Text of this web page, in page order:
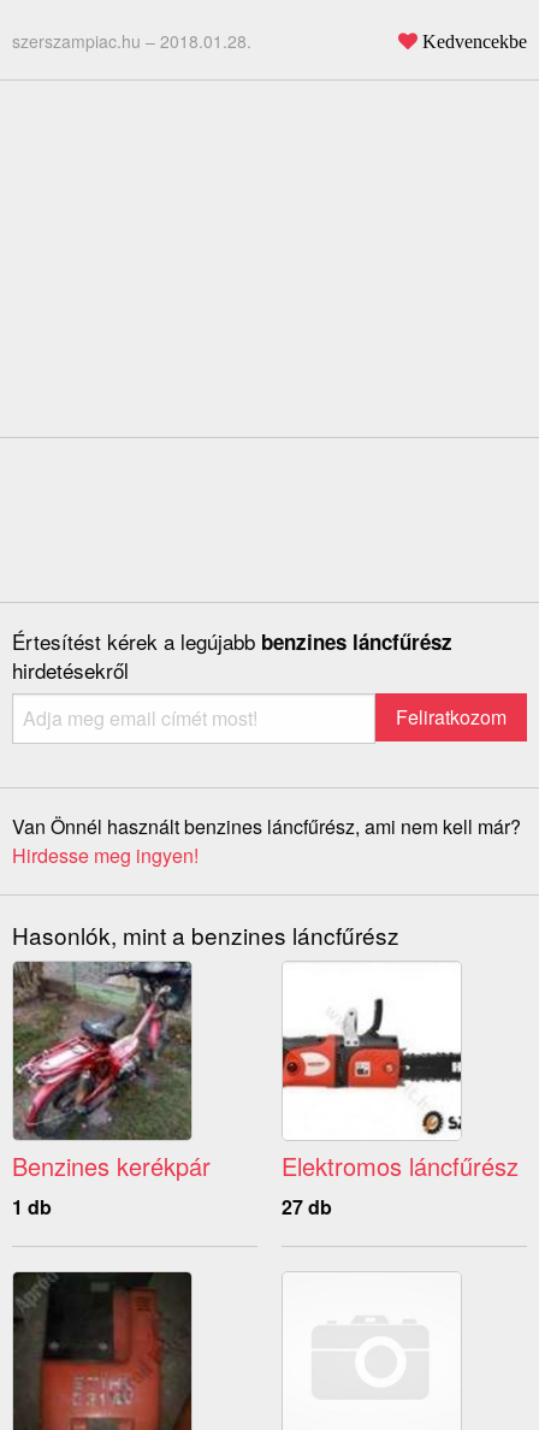
szerszampiac.hu – 2018.01.28. Kedvencekbe
Értesítést kérek a legújabb benzines láncfűrész
hirdetésekről
Van Önnél használt benzines láncfűrész, ami nem kell már?
Hirdesse meg ingyen!
Hasonlók, mint a benzines láncfűrész
Benzines kerékpár
1 db
Elektromos láncfűrész
27 db